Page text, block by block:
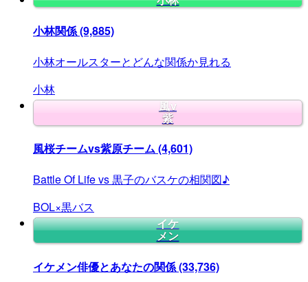
小林関係(9,885)
小林オールスターとどんな関係か見れる
小林
風v
紫
風桜チームvs紫原チーム(4,601)
Battle Of Life vs 黒子のバスケの相関図♪
BOL×黒バス
イケ
メン
イケメン俳優とあなたの関係(33,736)